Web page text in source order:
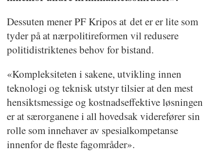
Dessuten mener PF Kripos at det er er lite som
tyder på at nærpolitireformen vil redusere
politidistriktenes behov for bistand.
«Kompleksiteten i sakene, utvikling innen
teknologi og teknisk utstyr tilsier at den mest
hensiktsmessige og kostnadseffektive løsningen
er at særorganene i all hovedsak viderefører sin
rolle som innehaver av spesialkompetanse
innenfor de fleste fagområder».